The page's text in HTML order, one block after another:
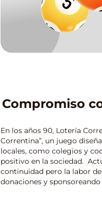
Compromiso
En los años 90, Lotería
Correntina”, un juego
locales, como colegios y
positivo en la sociedad.
continuidad pero la labor
donaciones y